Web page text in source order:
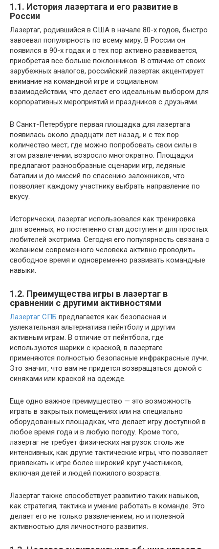
1.1. История лазертага и его развитие в
России
Лазертаг, родившийся в США в начале 80-х годов, быстро
завоевал популярность по всему миру. В России он
появился в 90-х годах и с тех пор активно развивается,
приобретая все больше поклонников. В отличие от своих
зарубежных аналогов, российский лазертак акцентирует
внимание на командной игре и социальном
взаимодействии, что делает его идеальным выбором для
корпоративных мероприятий и праздников с друзьями.
В Санкт-Петербурге первая площадка для лазертага
появилась около двадцати лет назад, и с тех пор
количество мест, где можно попробовать свои силы в
этом развлечении, возросло многократно. Площадки
предлагают разнообразные сценарии игр, ледяные
баталии и до миссий по спасению заложников, что
позволяет каждому участнику выбрать направление по
вкусу.
Исторически, лазертаг использовался как тренировка
для военных, но постепенно стал доступен и для простых
любителей экстрима. Сегодня его популярность связана с
желанием современного человека активно проводить
свободное время и одновременно развивать командные
навыки.
1.2. Преимущества игры в лазертаг в
сравнении с другими активностями
Лазертаг СПБ предлагается как безопасная и
увлекательная альтернатива пейнтболу и другим
активным играм. В отличие от пейнтбола, где
используются шарики с краской, в лазертаге
применяются полностью безопасные инфракрасные лучи.
Это значит, что вам не придется возвращаться домой с
синяками или краской на одежде.
Еще одно важное преимущество — это возможность
играть в закрытых помещениях или на специально
оборудованных площадках, что делает игру доступной в
любое время года и в любую погоду. Кроме того,
лазертаг не требует физических нагрузок столь же
интенсивных, как другие тактические игры, что позволяет
привлекать к игре более широкий круг участников,
включая детей и людей пожилого возраста.
Лазертаг также способствует развитию таких навыков,
как стратегия, тактика и умение работать в команде. Это
делает его не только развлечением, но и полезной
активностью для личностного развития.